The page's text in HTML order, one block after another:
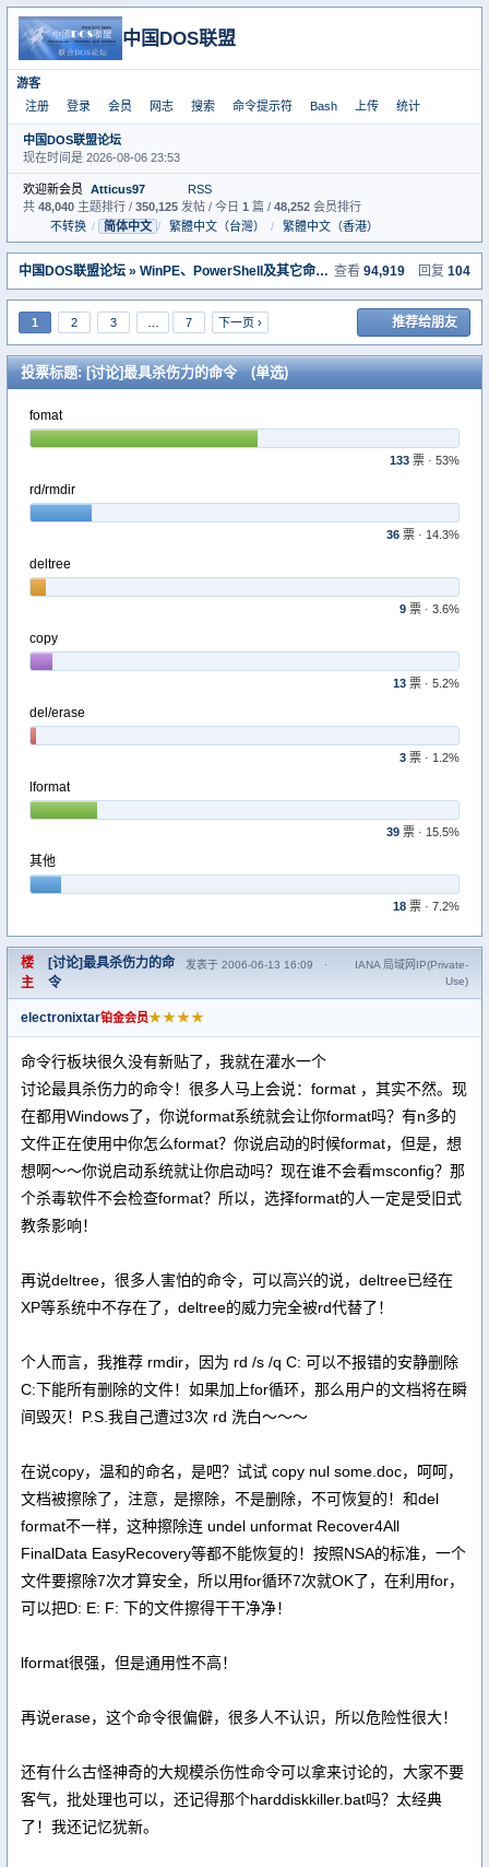
中国DOS联盟
游客
注册
登录 会员 网志 搜索 命令提示符 Bash 上传 统计
中国DOS联盟论坛
现在时间是 2026-08-06 23:53
欢迎新会员 Atticus97
RSS
共 48,040 主题排行 / 350,125 发帖 / 今日 1 篇 / 48,252 会员排行
不转换 / 简体中文 / 繁體中文（台灣） / 繁體中文（香港）
中国DOS联盟论坛 » WinPE、PowerShell及其它命令行系统专区 » [讨论]最具杀
查看 94,919 回复 104
1 2 3 7 下一页 › 推荐给朋友
投票标题: [讨论]最具杀伤力的命令 (单选)
fomat
133 票 · 53%
rd/rmdir
36 票 · 14.3%
deltree
9 票 · 3.6%
copy
13 票 · 5.2%
del/erase
3 票 · 1.2%
lformat
39 票 · 15.5%
其他
18 票 · 7.2%
楼
主
[讨论]最具杀伤力的命
令
发表于 2006-06-13 16:09 ·
IANA 局域网IP(Private-
Use)
electronixtar铂金会员★★★★
命令行板块很久没有新贴了，我就在灌水一个
讨论最具杀伤力的命令！很多人马上会说：format ，其实不然。现
在都用Windows了，你说format系统就会让你format吗？有n多的
文件正在使用中你怎么format？你说启动的时候format，但是，想
想啊～～你说启动系统就让你启动吗？现在谁不会看msconfig？那
个杀毒软件不会检查format？所以，选择format的人一定是受旧式
教条影响！
再说deltree，很多人害怕的命令，可以高兴的说，deltree已经在
XP等系统中不存在了，deltree的威力完全被rd代替了！
个人而言，我推荐 rmdir，因为 rd /s /q C: 可以不报错的安静删除
C:下能所有删除的文件！如果加上for循环，那么用户的文档将在瞬
间毁灭！P.S.我自己遭过3次 rd 洗白～～～
在说copy，温和的命名，是吧？试试 copy nul some.doc，呵呵，
文档被擦除了，注意，是擦除，不是删除，不可恢复的！和del
format不一样，这种擦除连 undel unformat Recover4All
FinalData EasyRecovery等都不能恢复的！按照NSA的标准，一个
文件要擦除7次才算安全，所以用for循环7次就OK了，在利用for，
可以把D: E: F: 下的文件擦得干干净净！
lformat很强，但是通用性不高！
再说erase，这个命令很偏僻，很多人不认识，所以危险性很大！
还有什么古怪神奇的大规模杀伤性命令可以拿来讨论的，大家不要
客气，批处理也可以，还记得那个harddiskkiller.bat吗？太经典
了！我还记忆犹新。